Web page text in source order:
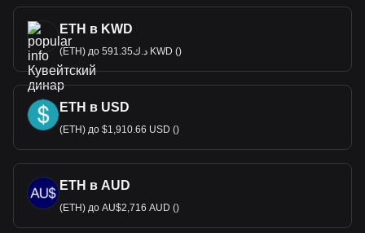
ETH в KWD
(ETH) до د.ك591.35 KWD ()
ETH в USD
(ETH) до $1,910.66 USD ()
ETH в AUD
(ETH) до AU$2,716 AUD ()